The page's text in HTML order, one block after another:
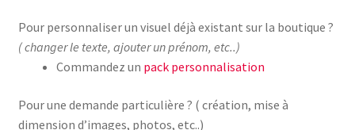
Pour personnaliser un visuel déjà existant sur la boutique ?
( changer le texte, ajouter un prénom, etc..)
Commandez un pack personnalisation
Pour une demande particulière ? ( création, mise à
dimension d’images, photos, etc..)